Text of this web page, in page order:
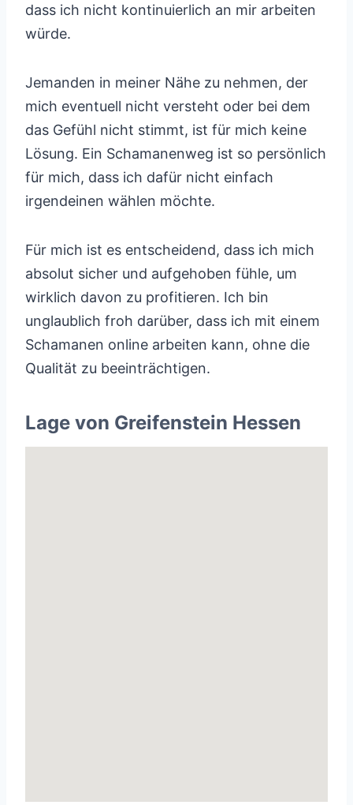
dass ich nicht kontinuierlich an mir arbeiten
würde.
Jemanden in meiner Nähe zu nehmen, der
mich eventuell nicht versteht oder bei dem
das Gefühl nicht stimmt, ist für mich keine
Lösung. Ein Schamanenweg ist so persönlich
für mich, dass ich dafür nicht einfach
irgendeinen wählen möchte.
Für mich ist es entscheidend, dass ich mich
absolut sicher und aufgehoben fühle, um
wirklich davon zu profitieren. Ich bin
unglaublich froh darüber, dass ich mit einem
Schamanen online arbeiten kann, ohne die
Qualität zu beeinträchtigen.
Lage von Greifenstein Hessen